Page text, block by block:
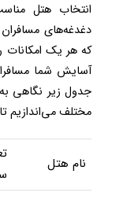
انتخاب هتل
دغدغه‌های
که هر یک امکانات
آسایش شما
جدول زیر نگاهی
مختلف می‌اندازیم
نام هتل